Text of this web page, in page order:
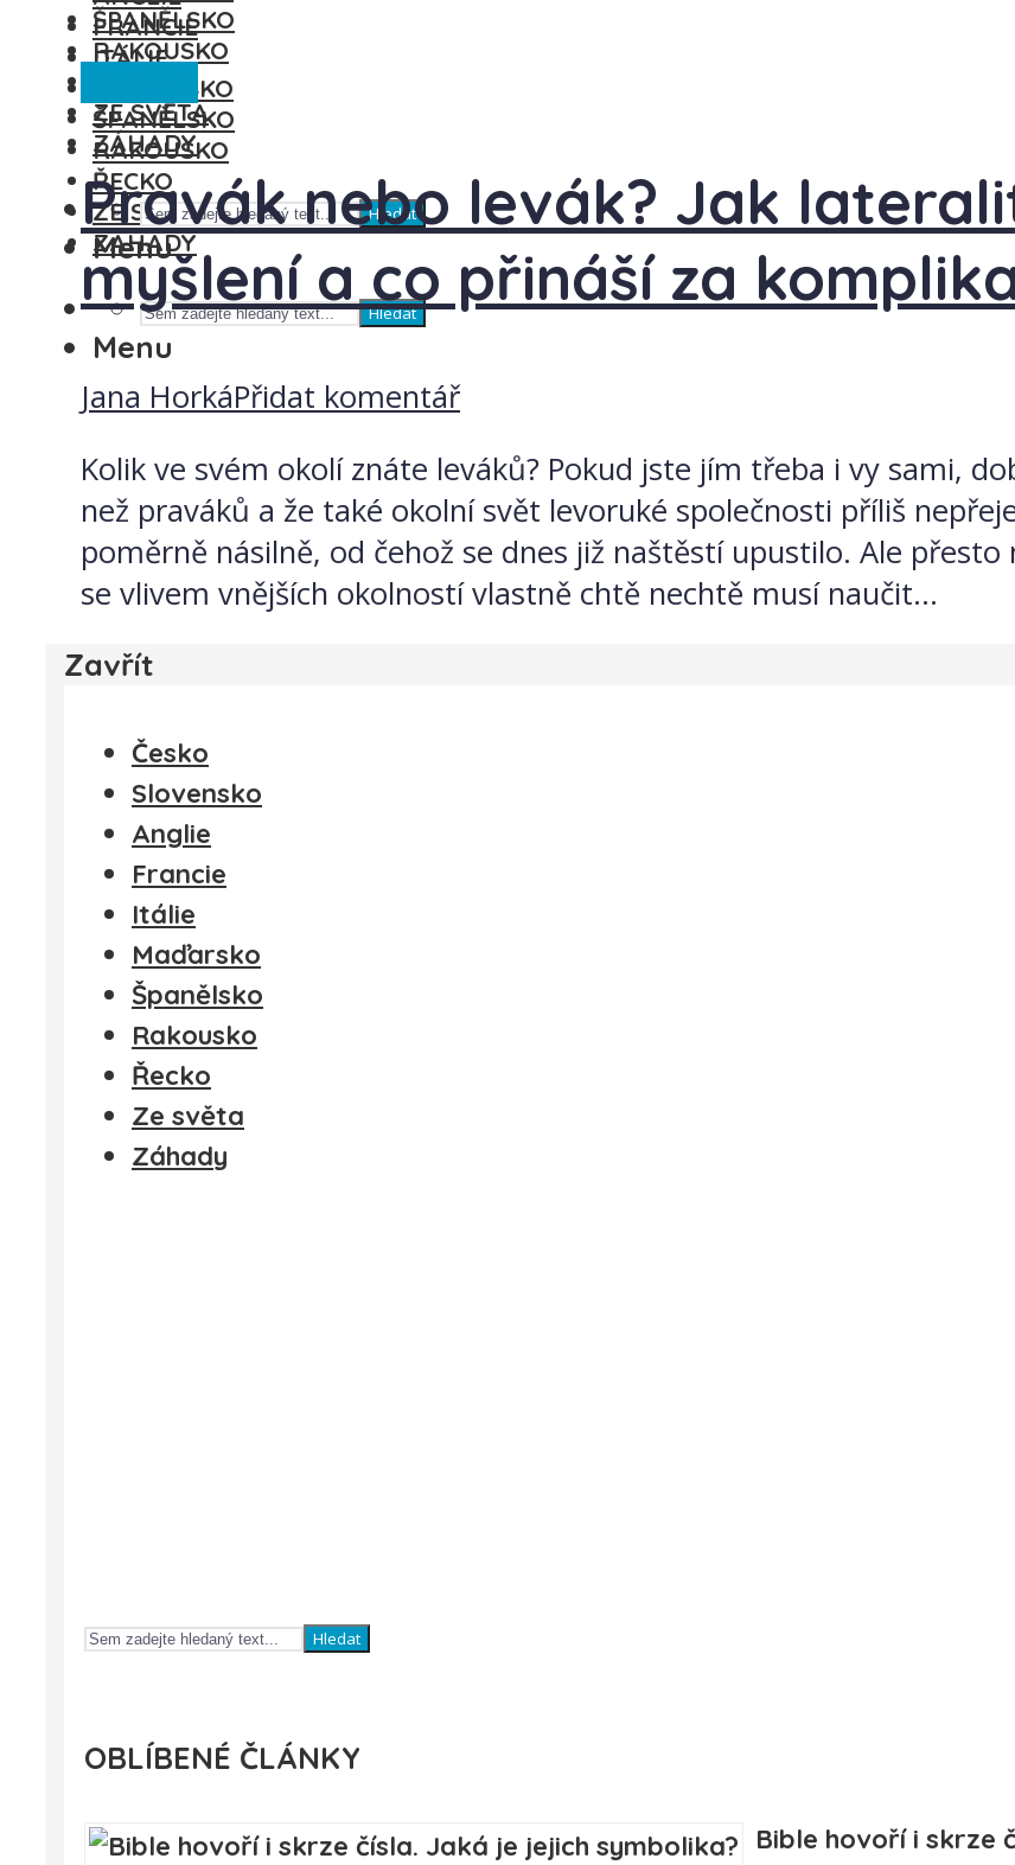
FRANCIE
ITÁLIE
MAĎARSKO
ŠPANĚLSKO
RAKOUSKO
ŘECKO
ZE SVĚTA
ZÁHADY
Hledat
Menu
ŠPANĚLSKO
RAKOUSKO
ZE SVĚTA
ZÁHADY
Hledat
Menu
Pravák nebo levák? Jak
myšlení a co přináší za
Jana HorkáPřidat komentář
Kolik ve svém okolí znáte leváků? Pokud jste jím třeba i vy sami,
než praváků a že také okolní svět levoruké společnosti příliš
poměrně násilně, od čehož se dnes již naštěstí upustilo. Ale
se vlivem vnějších okolností vlastně chtě nechtě musí naučit...
Zavřít
Česko
Slovensko
Anglie
Francie
Itálie
Maďarsko
Španělsko
Rakousko
Řecko
Ze světa
Záhady
Hledat
OBLÍBENÉ ČLÁNKY
Bible hovoří i skrze